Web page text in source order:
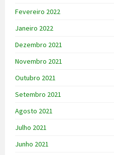
Fevereiro 2022
Janeiro 2022
Dezembro 2021
Novembro 2021
Outubro 2021
Setembro 2021
Agosto 2021
Julho 2021
Junho 2021